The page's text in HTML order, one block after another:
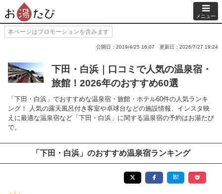
メニュー
本ページはプロモーションを含みます
公開日：2019/4/25 16:07 更新日：2026/7/27 19:24
下田・白浜｜口コミで人気の温泉宿・
旅館！2026年のおすすめ60選
「下田・白浜」でおすすめな温泉宿・旅館・ホテル60件の人気ランキ
ング！ 人気の露天風呂付き客室や卓球台などの施設情報、インスタ映
えに最適な温泉宿など「下田・白浜」に関する温泉宿の予約はお湯たび
で。
「下田・白浜」のおすすめ温泉宿ランキング